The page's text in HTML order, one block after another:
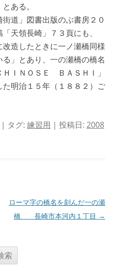
ある。
道」図書出版のぶ書房２０
天領長崎」７３頁にも、
改造したときに一ノ瀬橋同様
」とあり、一の瀬橋の橋名
ＨＩＮＯＳＥ ＢＡＳＨＩ」
明治１５年（１８８２）ご
| タグ: 練習用 | 投稿日: 2008
ローマ字の橋名を刻んだ一の瀬
橋 長崎市本河内１丁目 →